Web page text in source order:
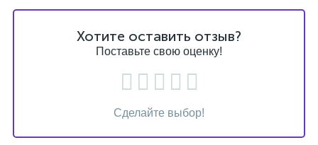
Хотите оставить отзыв?
Поставьте свою оценку!
Сделайте выбор!